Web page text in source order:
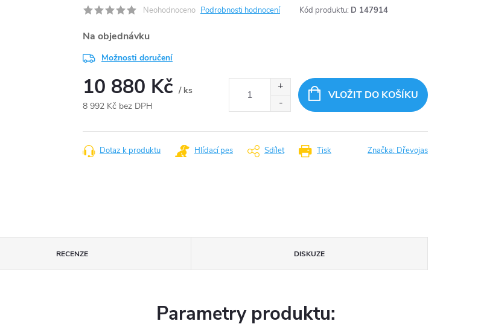
Neohodnoceno Podrobnosti hodnocení Kód produktu: D 147914
Na objednávku
Možnosti doručení
10 880 Kč / ks
8 992 Kč bez DPH
cena:
VLOŽIT DO KOŠÍKU
Tisk
Dotaz k produktu Hlídací pes Sdílet Značka: Dřevojas
RECENZE DISKUZE
Parametry produktu: